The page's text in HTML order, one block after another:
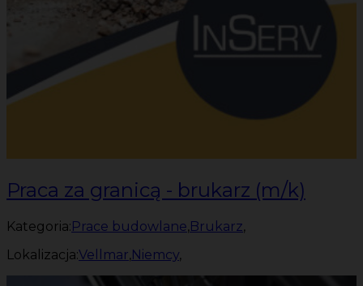
Praca za granicą - brukarz (m/k)
Kategoria:Prace budowlane,Brukarz,
Lokalizacja:Vellmar,Niemcy,